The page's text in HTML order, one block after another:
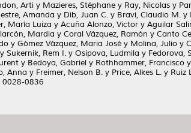
Arti y Mazieres, Stéphane y Ray, Nicolas y
Amanda y Dib, Juan C. y Bravi, Claudio M. y
María Luiza y Acuña Alonzo, Victor y Aguilar
Mardia y Coral Vázquez, Ramón y Canto
y Gómez Vázquez, Maria José y Molina, Julio y
y Sukernik, Rem I. y Osipova, Ludmila y Fedorova,
y Bedoya, Gabriel y Rothhammer, Francisco y
Anna y Freimer, Nelson B. y Price, Alkes L. y Ruiz
0028-0836